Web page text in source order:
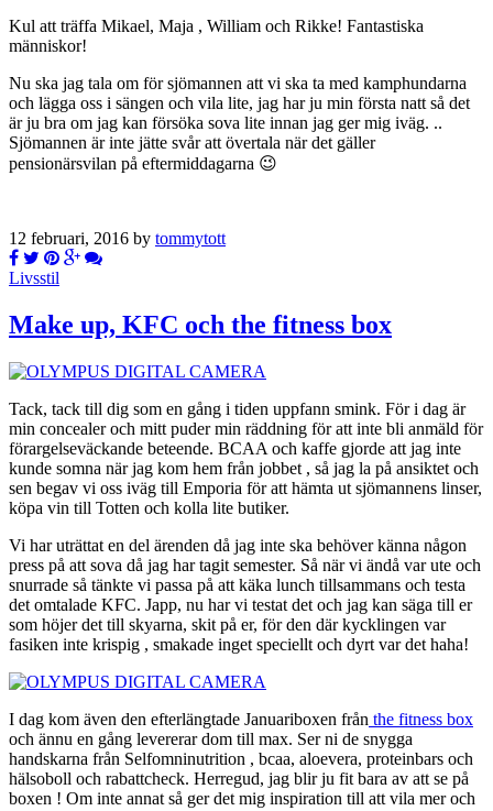
Kul att träffa Mikael, Maja , William och Rikke! Fantastiska
människor!
Nu ska jag tala om för sjömannen att vi ska ta med kamphundarna
och lägga oss i sängen och vila lite, jag har ju min första natt så det
är ju bra om jag kan försöka sova lite innan jag ger mig iväg. ..
Sjömannen är inte jätte svår att övertala när det gäller
pensionärsvilan på eftermiddagarna 😉
12 februari, 2016 by tommytott
Livsstil
Make up, KFC och the fitness box
Tack, tack till dig som en gång i tiden uppfann smink. För i dag är
min concealer och mitt puder min räddning för att inte bli anmäld för
förargelseväckande beteende. BCAA och kaffe gjorde att jag inte
kunde somna när jag kom hem från jobbet , så jag la på ansiktet och
sen begav vi oss iväg till Emporia för att hämta ut sjömannens linser,
köpa vin till Totten och kolla lite butiker.
Vi har uträttat en del ärenden då jag inte ska behöver känna någon
press på att sova då jag har tagit semester. Så när vi ändå var ute och
snurrade så tänkte vi passa på att käka lunch tillsammans och testa
det omtalade KFC. Japp, nu har vi testat det och jag kan säga till er
som höjer det till skyarna, skit på er, för den där kycklingen var
fasiken inte krispig , smakade inget speciellt och dyrt var det haha!
I dag kom även den efterlängtade Januariboxen från the fitness box
och ännu en gång levererar dom till max. Ser ni de snygga
handskarna från Selfomninutrition , bcaa, aloevera, proteinbars och
hälsoboll och rabattcheck. Herregud, jag blir ju fit bara av att se på
boxen ! Om inte annat så ger det mig inspiration till att vila mer och